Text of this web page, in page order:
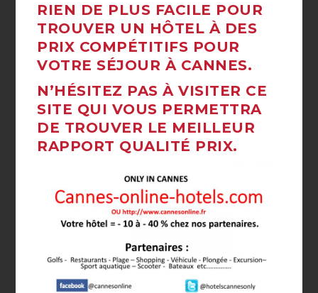
RIEN DE PLUS FACILE POUR
TROUVER UN HÔTEL À DES
PRIX COMPÉTITIFS POUR
VOTRE SÉJOUR À CANNES.
N’HÉSITEZ PAS À VISITER CE
SITE QUI VOUS PERMETTRA
DE TROUVER LE MEILLEUR
RAPPORT QUALITÉ PRIX.